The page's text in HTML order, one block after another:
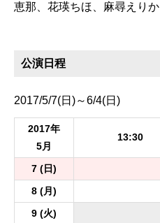
恵那、花瑛ちほ、麻尋えりか
公演日程
2017/5/7(日)～6/4(日)
2017年
5月
13:30
7 (日)
8 (月)
9 (火)